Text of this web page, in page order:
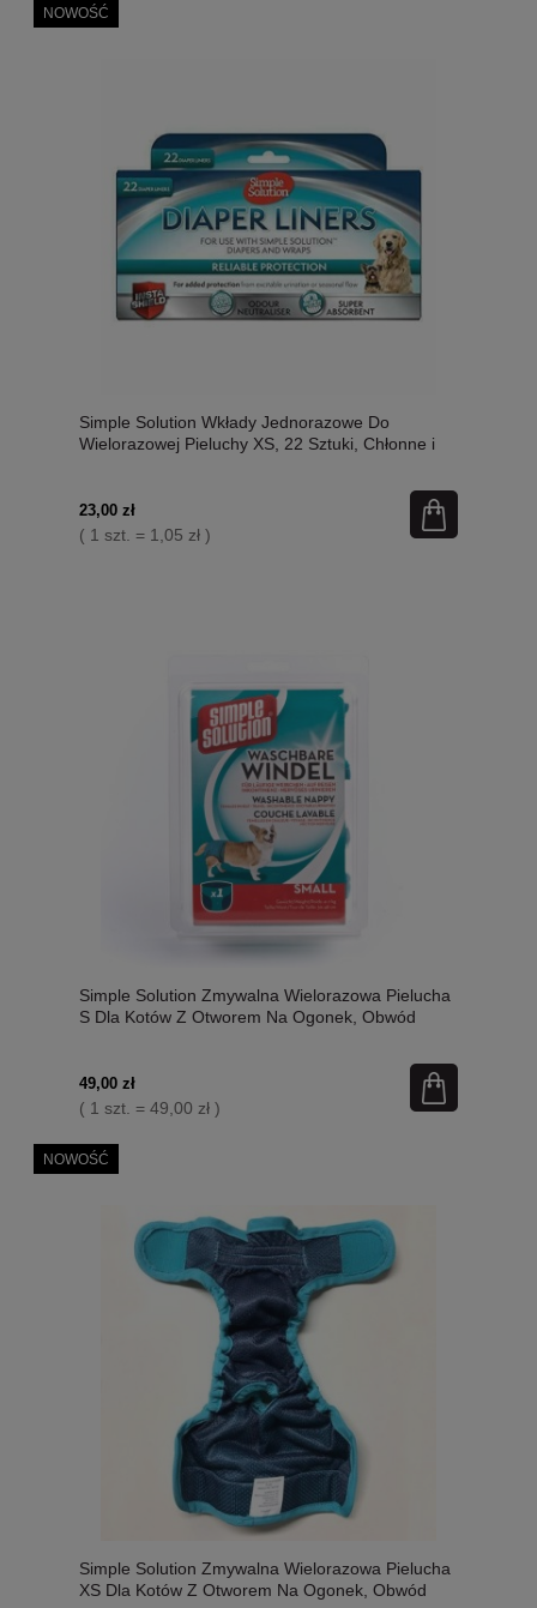
Simple Solution Wkłady Jednorazowe Do
Wielorazowej Pieluchy XS, 22 Sztuki, Chłonne i
23,00 zł
( 1 szt. = 1,05 zł )
NOWOŚĆ
Simple Solution Zmywalna Wielorazowa Pielucha
S Dla Kotów Z Otworem Na Ogonek, Obwód
49,00 zł
( 1 szt. = 49,00 zł )
Simple Solution Zmywalna Wielorazowa Pielucha
XS Dla Kotów Z Otworem Na Ogonek, Obwód
NOWOŚĆ